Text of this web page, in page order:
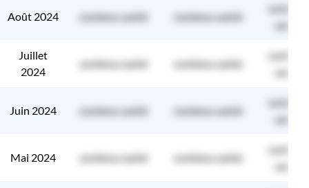
Août 2024 contenu caché contenu caché
contenu
caché
Juillet
2024
contenu caché contenu caché
contenu
caché
Juin 2024 contenu caché contenu caché
contenu
caché
Mai 2024 contenu caché contenu caché
contenu
caché